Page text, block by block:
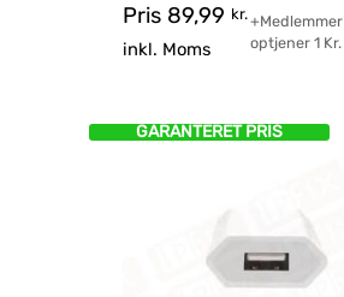
Pris 89,99 kr.
inkl. Moms
+Medlemmer
optjener 1Kr.
GARANTERET PRIS